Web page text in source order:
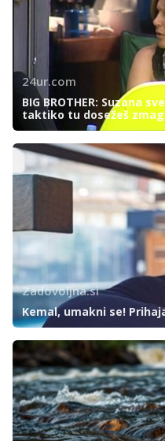
24ur.com
BIG BROTHER: Suzana
taktiko tu dosežeš
Zadovoljna.si
Kemal, umakni se!